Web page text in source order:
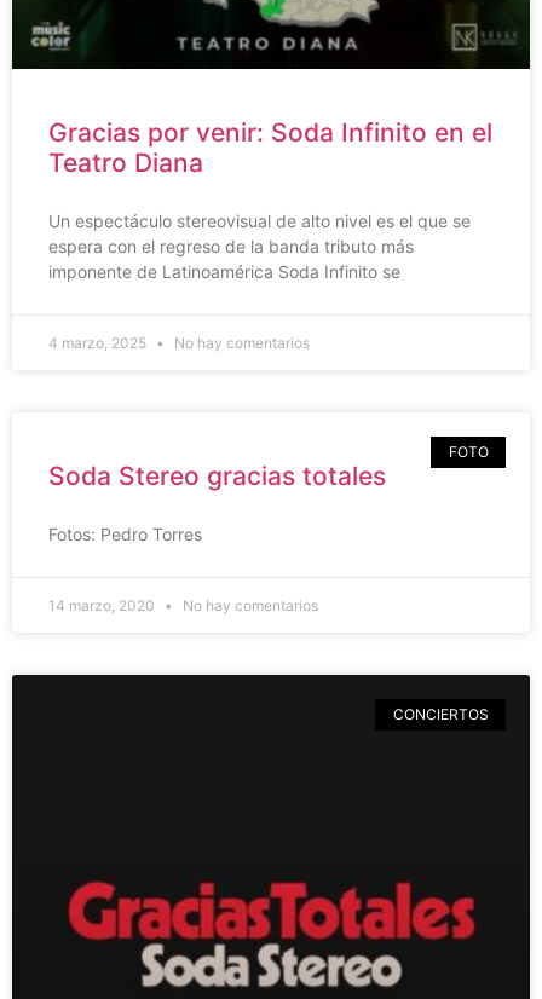
Gracias por venir: Soda Infinito en el
Teatro Diana
Un espectáculo stereovisual de alto nivel es el que se
espera con el regreso de la banda tributo más
imponente de Latinoamérica Soda Infinito se
4 marzo, 2025 No hay comentarios
FOTO
Soda Stereo gracias totales
Fotos: Pedro Torres
14 marzo, 2020 No hay comentarios
CONCIERTOS